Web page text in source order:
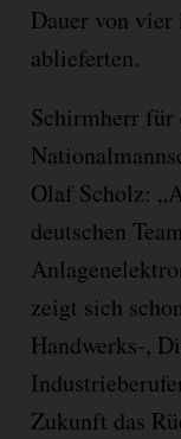
Dauer von
ablieferten.
Schirmherr für
Olaf Scholz:
deutschen
zeigt sich
Handwerks-,
Zukunft das